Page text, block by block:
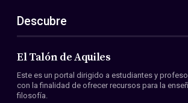
ES
EN
Acerca de nosotros
Miembros
Convenios
Descubre
El Talón de Aquiles
Este es un portal dirigido a estudiantes y
con la finalidad de ofrecer recursos para la
filosofía.